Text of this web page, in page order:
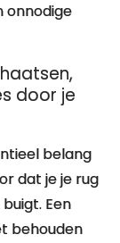
onnodige
door je
belang
dat je je rug
Een
behouden